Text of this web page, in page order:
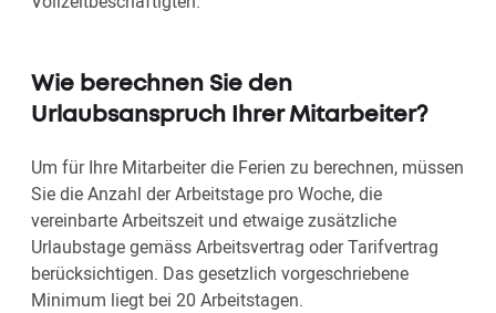
Wie berechnen Sie den
Urlaubsanspruch Ihrer Mitarbeiter?
Um für Ihre Mitarbeiter die Ferien zu berechnen, müssen
Sie die Anzahl der Arbeitstage pro Woche, die
vereinbarte Arbeitszeit und etwaige zusätzliche
Urlaubstage gemäss Arbeitsvertrag oder Tarifvertrag
berücksichtigen. Das gesetzlich vorgeschriebene
Minimum liegt bei 20 Arbeitstagen.